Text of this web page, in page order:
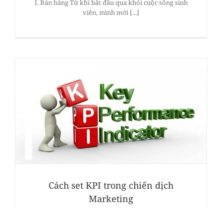
I. Bán hàng Từ khi bắt đầu qua khỏi cuộc sống sinh
viên, mình mới [...]
Cách set KPI trong chiến dịch
Marketing